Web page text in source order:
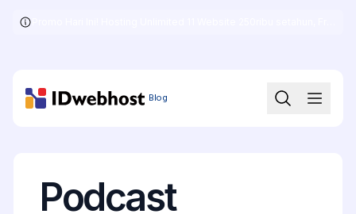
Blog
Podcast